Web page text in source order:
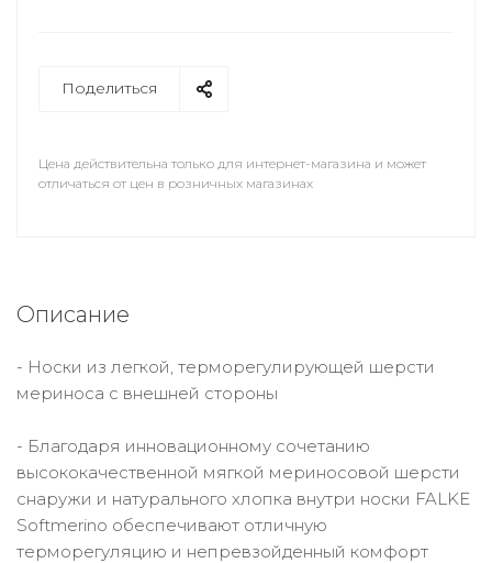
Поделиться
Цена действительна только для интернет-магазина и может
отличаться от цен в розничных магазинах
Описание
- Носки из легкой, терморегулирующей шерсти
мериноса с внешней стороны
- Благодаря инновационному сочетанию
высококачественной мягкой мериносовой шерсти
снаружи и натурального хлопка внутри носки FALKE
Softmerino обеспечивают отличную
терморегуляцию и непревзойденный комфорт